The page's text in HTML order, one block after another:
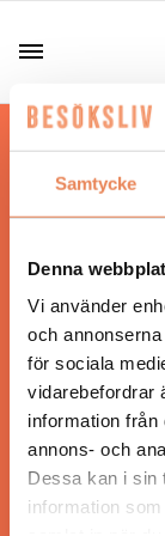
Samtycke
Denna
Vi använder
och
för sociala
vidarebefordrar
information från
annons- och
Dessa kan i sin
information
Hos oss
nyheter
Besöksliv i